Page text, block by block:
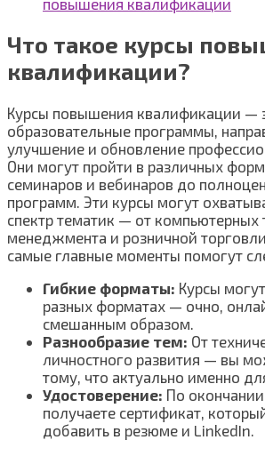
повышения квалификации
Что такое курсы
квалификации?
Курсы повышения квалификации —
образовательные программы,
улучшение и обновление
Они могут пройти в различных
семинаров и вебинаров до
программ. Эти курсы могут
спектр тематик — от компьютерных
менеджмента и розничной
самые главные моменты помогут
Гибкие форматы: Курсы
разных форматах — очно,
смешанным образом.
Разнообразие тем: От
личностного развития — вы
тому, что актуально именно
Удостоверение: По
получаете сертификат,
добавить в резюме и LinkedIn.